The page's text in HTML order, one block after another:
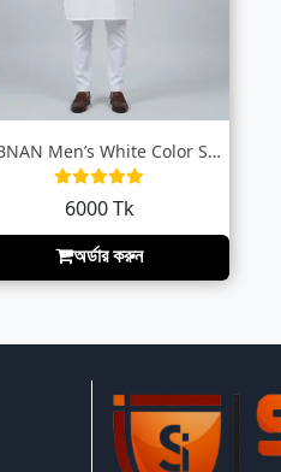
LUBNAN Men’s White Color Slim Fit Premiu...
6000 Tk
অর্ডার করুন